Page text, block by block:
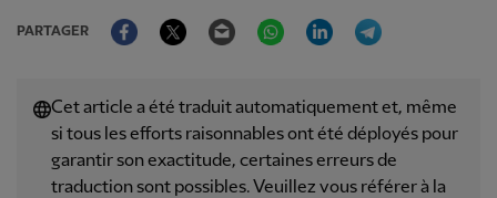
PARTAGER
FacebookTwitter Email WhatsAppLinkedIn
Cet article a été traduit automatiquement et, même
si tous les efforts raisonnables ont été déployés pour
garantir son exactitude, certaines erreurs de
traduction sont possibles. Veuillez vous référer à la